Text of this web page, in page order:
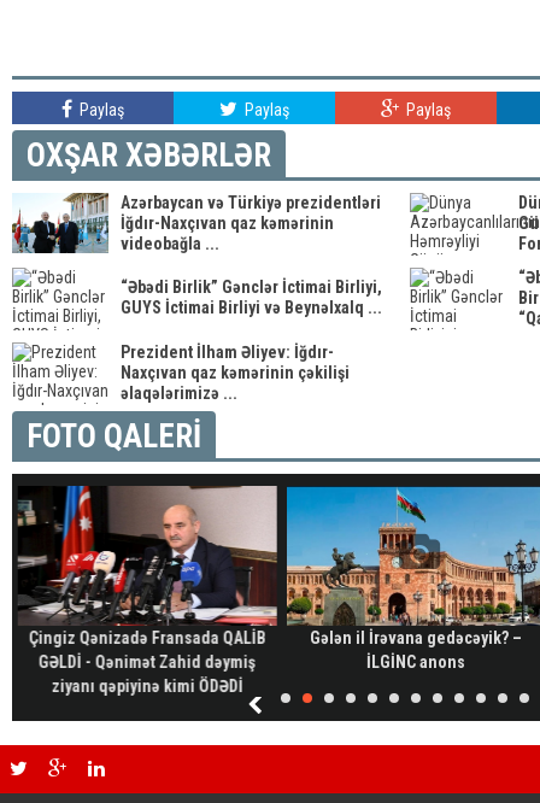
Paylaş Paylaş Paylaş
OXŞAR XƏBƏRLƏR
Azərbaycan və Türkiyə prezidentləri
İğdır-Naxçıvan qaz kəmərinin
videobağla ...
“Əbədi Birlik” Gənclər İctimai Birliyi,
GUYS İctimai Birliyi və Beynəlxalq ...
Prezident İlham Əliyev: İğdır-
Naxçıvan qaz kəmərinin çəkilişi
əlaqələrimizə ...
FOTO QALERİ
Çingiz Qənizadə Fransada QALİB
GƏLDİ - Qənimət Zahid dəymiş
ziyanı qəpiyinə kimi ÖDƏDİ
Gələn il İrəvana gedəcəyik? –
İLGİNC anons